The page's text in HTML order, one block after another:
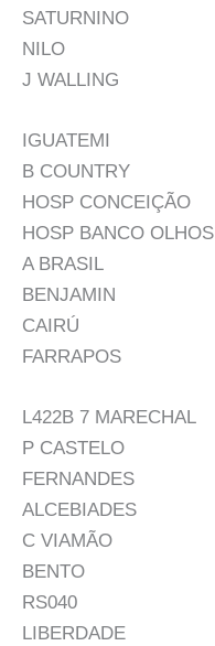
SATURNINO
NILO
J WALLING
IGUATEMI
B COUNTRY
HOSP CONCEIÇÃO
HOSP BANCO OLHOS
A BRASIL
BENJAMIN
CAIRÚ
FARRAPOS
L422B 7 MARECHAL
P CASTELO
FERNANDES
ALCEBIADES
C VIAMÃO
BENTO
RS040
LIBERDADE